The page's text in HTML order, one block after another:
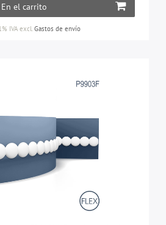
En el carrito
IVA excl. Gastos de envío